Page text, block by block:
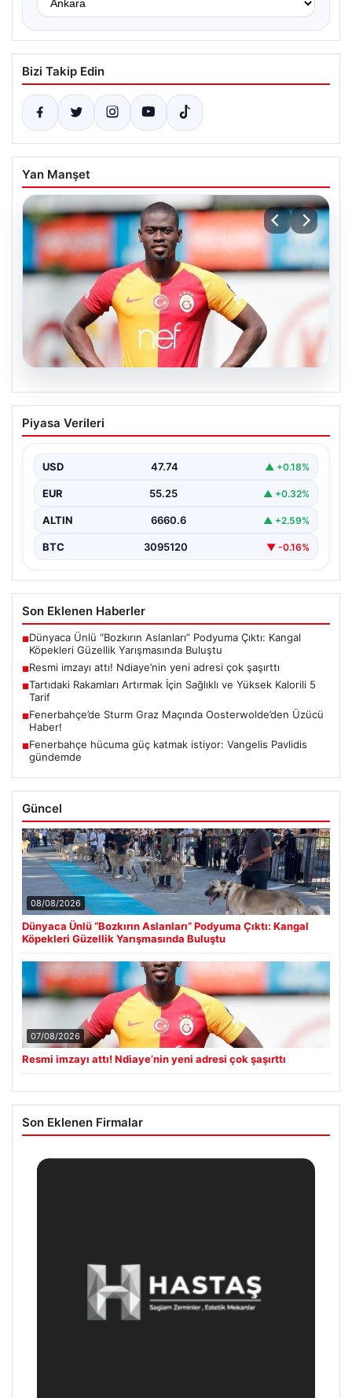
Bizi Takip Edin
Yan Manşet
07.08.2026
Resmi imzayı attı! Ndiaye’nin yeni
adresi çok şaşırttı
Piyasa Verileri
USD 47.74 ▲ +0.18%
EUR 55.25 ▲ +0.32%
ALTIN 6660.6 ▲ +2.59%
BTC 3095120 ▼ -0.16%
Son Eklenen Haberler
■Dünyaca Ünlü “Bozkırın Aslanları” Podyuma Çıktı: Kangal
Köpekleri Güzellik Yarışmasında Buluştu
■Resmi imzayı attı! Ndiaye’nin yeni adresi çok şaşırttı
■Tartıdaki Rakamları Artırmak İçin Sağlıklı ve Yüksek Kalorili 5
Tarif
■Fenerbahçe’de Sturm Graz Maçında Oosterwolde’den Üzücü
Haber!
■Fenerbahçe hücuma güç katmak istiyor: Vangelis Pavlidis
gündemde
Güncel
08/08/2026
Dünyaca Ünlü “Bozkırın Aslanları” Podyuma Çıktı: Kangal
Köpekleri Güzellik Yarışmasında Buluştu
07/08/2026
Resmi imzayı attı! Ndiaye’nin yeni adresi çok şaşırttı
Son Eklenen Firmalar